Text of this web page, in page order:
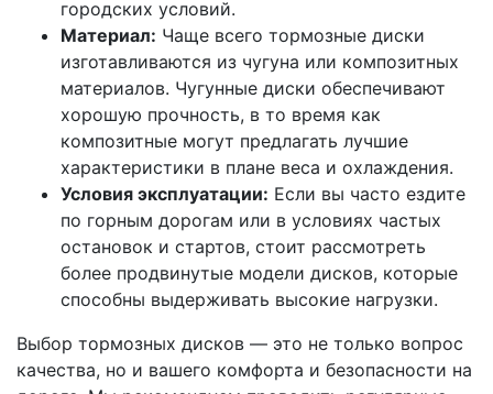
городских условий.
Материал: Чаще всего тормозные диски
изготавливаются из чугуна или композитных
материалов. Чугунные диски обеспечивают
хорошую прочность, в то время как
композитные могут предлагать лучшие
характеристики в плане веса и охлаждения.
Условия эксплуатации: Если вы часто ездите
по горным дорогам или в условиях частых
остановок и стартов, стоит рассмотреть
более продвинутые модели дисков, которые
способны выдерживать высокие нагрузки.
Выбор тормозных дисков — это не только вопрос
качества, но и вашего комфорта и безопасности на